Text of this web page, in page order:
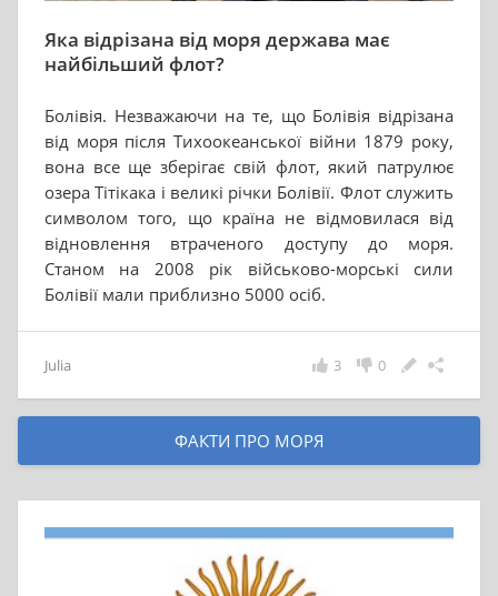
Яка відрізана від моря держава має
найбільший флот?
Болівія. Незважаючи на те, що Болівія відрізана
від моря після Тихоокеанської війни 1879 року,
вона все ще зберігає свій флот, який патрулює
озера Тітікака і великі річки Болівії. Флот служить
символом того, що країна не відмовилася від
відновлення втраченого доступу до моря.
Станом на 2008 рік військово-морські сили
Болівії мали приблизно 5000 осіб.
Julia 0
3
ФАКТИ ПРО МОРЯ